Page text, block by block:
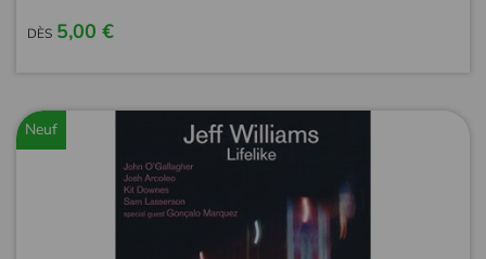
DÈS 5,00 €
Neuf